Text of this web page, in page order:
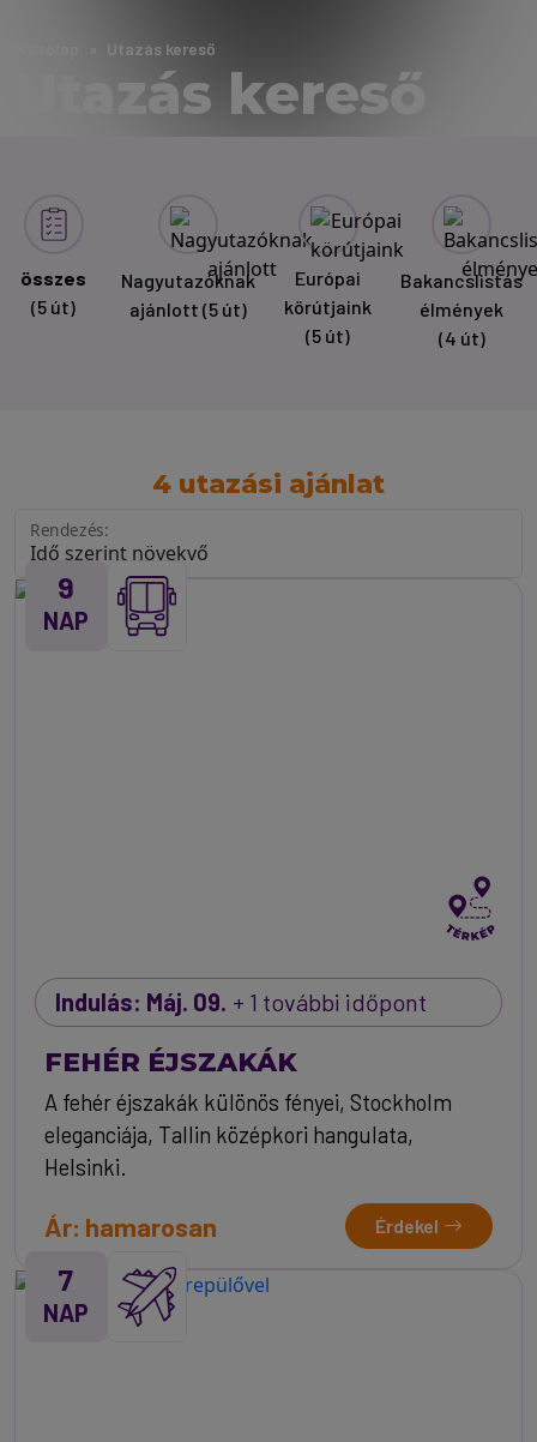
Utazás kereső
Utazás kereső
összes
(5 út)
Nagyutazóknak
ajánlott (5 út)
Európai
körútjaink
(5 út)
Bakancslistás
élmények
(4 út)
4 utazási ajánlat
Rendezés:
9
NAP
Indulás: Máj. 09. + 1 további időpont
FEHÉR ÉJSZAKÁK
A fehér éjszakák különös fényei, Stockholm
eleganciája, Tallin középkori hangulata,
Helsinki.
Ár: hamarosan Érdekel
7
NAP